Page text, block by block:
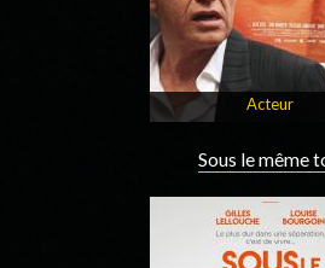
Acteur
Sous le même